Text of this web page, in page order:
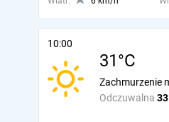
10:00
31°C
Odczuwalna
Zachmurzenie